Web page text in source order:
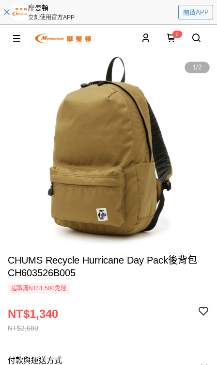
摩曼頓
立刻使用官方APP
開啟APP
0
1/2
CHUMS Recycle Hurricane Day Pack後背包
CH603526B005
超取滿NT$1,500免運
NT$2,680
NT$1,340
付款與運送方式